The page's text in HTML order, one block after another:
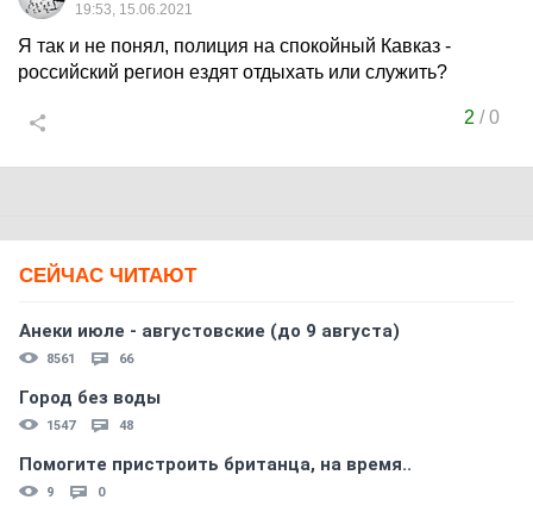
19:53, 15.06.2021
Я так и не понял, полиция на спокойный Кавказ -
российский регион ездят отдыхать или служить?
2 /0
СЕЙЧАС ЧИТАЮТ
Анеки июле - августовские (до 9 августа)
8561 66
Город без воды
1547 48
Помогите пристроить британца, на время..
9 0